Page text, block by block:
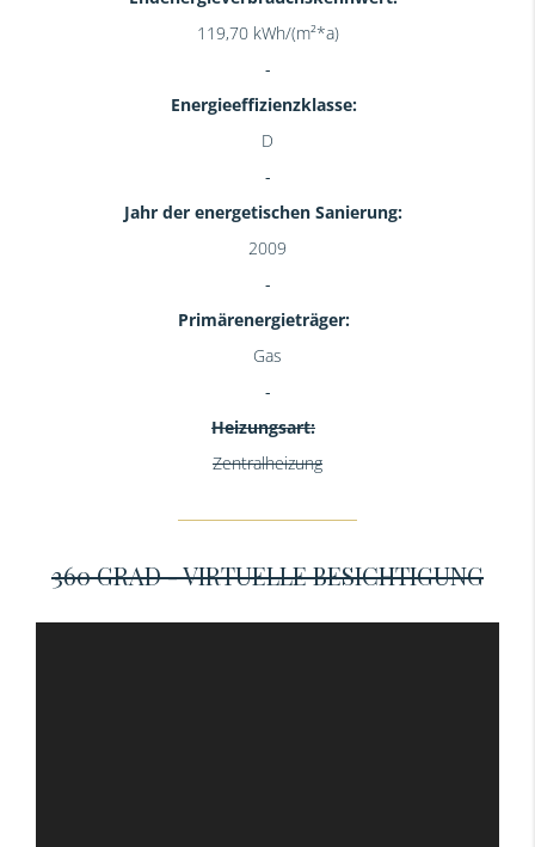
119,70 kWh/(m²*a)
Energieeffizienzklasse:
D
Jahr der energetischen Sanierung:
2009
Primärenergieträger:
Gas
Heizungsart:
Zentralheizung
360 GRAD - VIRTUELLE BESICHTIGUNG